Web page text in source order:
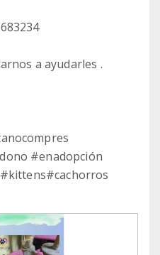
a ayudarles .
#enadopción